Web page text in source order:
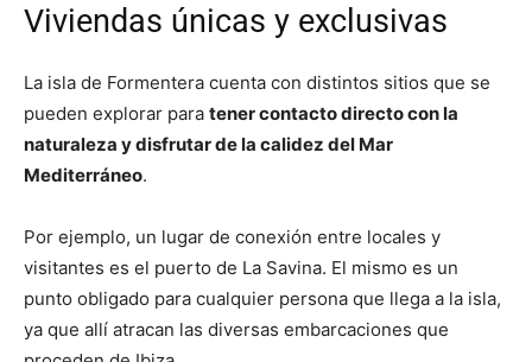
Viviendas únicas y exclusivas
La isla de Formentera cuenta con distintos sitios que se
pueden explorar para tener contacto directo con la
naturaleza y disfrutar de la calidez del Mar
Mediterráneo.
Por ejemplo, un lugar de conexión entre locales y
visitantes es el puerto de La Savina. El mismo es un
punto obligado para cualquier persona que llega a la isla,
ya que allí atracan las diversas embarcaciones que